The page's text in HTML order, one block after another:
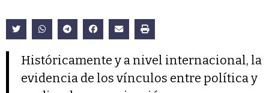
Históricamente y a nivel internacional, la
evidencia de los vínculos entre política y